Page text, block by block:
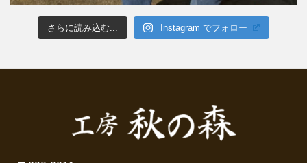
さらに読み込む... Instagram でフォロー